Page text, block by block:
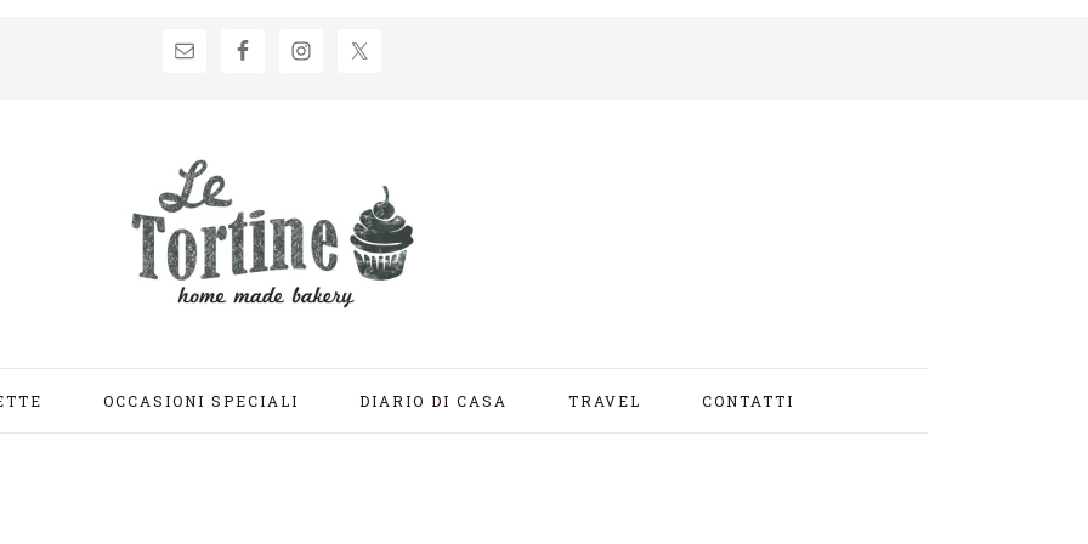
OCCASIONI SPECIALI DIARIO DI CASA TRAVEL CONTATTI